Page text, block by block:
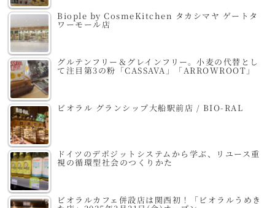
Biople by CosmeKitchen タカシマヤ ゲートタ
ワーモール店
グルテンフリー＆グレインフリー。小麦の代替とし
て注目第3の粉「CASSAVA」「ARROWROOT」
ビオラル グランシップ大船駅前店 / BIO-RAL
ドイツのデポジットシステムから学ぶ、リユース重
視の循環型社会のつくりかた
ビオラルカフェ併設店は関西初！「ビオラルうめき